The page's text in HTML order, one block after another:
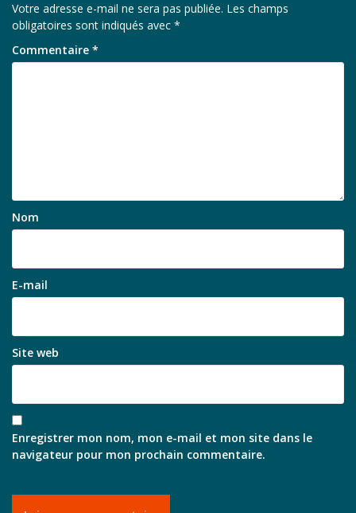
Votre adresse e-mail ne sera pas publiée. Les champs
obligatoires sont indiqués avec *
Commentaire *
Nom
E-mail
Site web
Enregistrer mon nom, mon e-mail et mon site dans le
navigateur pour mon prochain commentaire.